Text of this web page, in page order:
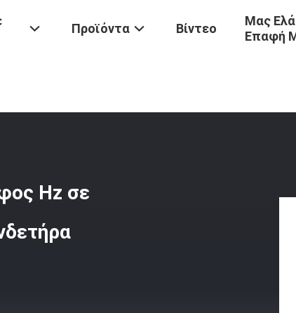
Προϊόντα Βίντεο
Μας
Επαφή
Hz σε